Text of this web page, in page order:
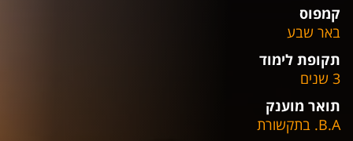
קמפוס
באר שבע
תקופת לימוד
3 שנים
תואר מוענק
B.A. בתקשורת